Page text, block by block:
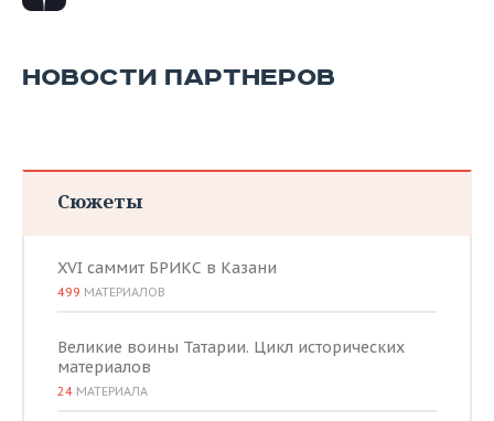
ВОДНЫЕ ВИДЫ СПОРТА
ОБРАЗОВАНИЕ
НОВОСТИ ПАРТНЕРОВ
Сюжеты
XVI саммит БРИКС в Казани
499 МАТЕРИАЛОВ
Великие воины Татарии. Цикл исторических
материалов
24 МАТЕРИАЛА